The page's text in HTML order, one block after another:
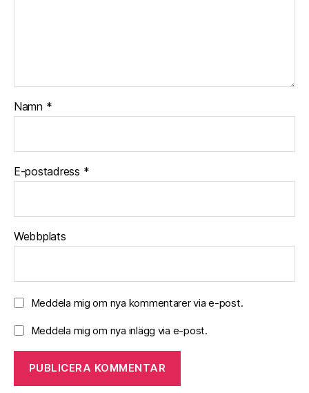
Namn *
E-postadress *
Webbplats
Meddela mig om nya kommentarer via e-post.
Meddela mig om nya inlägg via e-post.